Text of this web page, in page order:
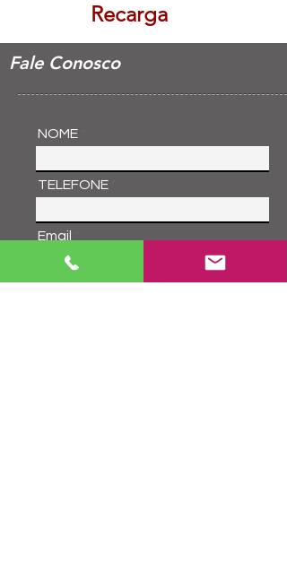
Recarga
Fale Conosco
NOME
TELEFONE
Email
MENSAGEM